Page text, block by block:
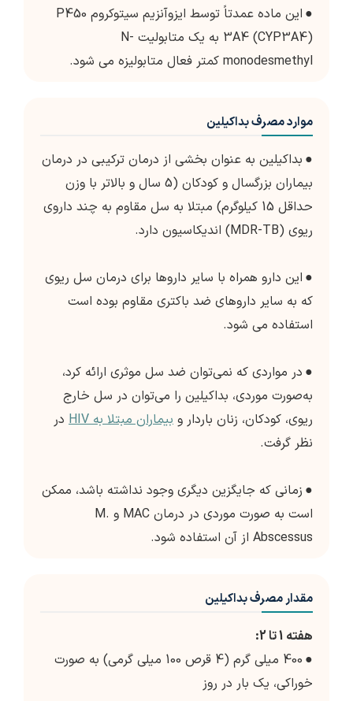
●
این ماده عمدتاً توسط ایزوآنزیم سیتوکروم P450
3A4 (CYP3A4) به یک متابولیت N-
monodesmethyl کمتر فعال متابولیزه می شود.
موارد مصرف بداکیلین
● بداکیلین به عنوان بخشی از درمان ترکیبی در درمان
بیماران بزرگسال و کودکان (5 سال و بالاتر با وزن
حداقل 15 کیلوگرم) مبتلا به سل مقاوم به چند داروی
ریوی (MDR-TB) اندیکاسیون دارد.
● این دارو همراه با سایر داروها برای درمان سل ریوی
که به سایر داروهای ضد باکتری مقاوم بوده است
استفاده می شود.
● در مواردی که نمی‌توان ضد سل موثری ارائه کرد،
به‌صورت موردی، بداکیلین را می‌توان در سل خارج
ریوی، کودکان، زنان باردار و بیماران مبتلا به HIV
در
نظر گرفت.
● زمانی که جایگزین دیگری وجود نداشته باشد، ممکن
است به صورت موردی در درمان MAC و M.
Abscessus از آن استفاده شود.
مقدار مصرف بداکیلین
هفته 1 تا 2:
●
400 میلی گرم (4 قرص 100 میلی گرمی) به صورت
خوراکی، یک بار در روز